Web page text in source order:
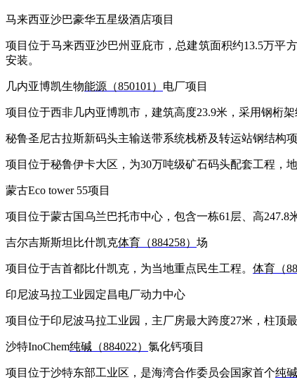
马来西亚沙巴豪华五星级酒店项目
项目位于马来西亚沙巴州亚庇市，总建筑面积约13.5万平
安装。
几内亚博凯生物能源（850101） 电厂项目
项目位于西非几内亚博凯市，建筑高度23.9米，采用钢桁架
秘鲁圣尼古拉斯新码头主输送带系统栈桥及转运站钢结构项
项目位于秘鲁伊卡大区，为30万吨级矿石码头配套工程，
蒙古Eco tower 55项目
项目位于蒙古国乌兰巴托市中心，包含一栋61层、高247.8
吉尔吉斯斯坦比什凯克体育（884258） 场
项目位于吉首都比什凯克，为当地重点民生工程。 体育（
印尼波马拉工业园定昌电厂动力中心
项目位于印尼波马拉工业园，主厂房最大跨度27米，柱顶
沙特InoChem纯碱（884022） 氯化钙项目
项目位于沙特东部工业区，是海湾合作委员会国家首个纯